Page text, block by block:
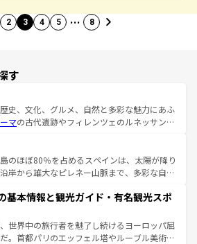
2 3 4 5 … 8
す
史、文化、グルメ、自然と多彩な魅力にあふ
マの古代遺跡やフィレンツェのルネッサンス
ーナの美しい田園風景やアマルフィ海岸の絶
景観も見逃せない。観光の合間には、本場の
など、絶品のイタリア料理を堪能することも
イタリアで、忘れられない旅をしてみよう！
イタリア情報は
のほぼ80％を占めるスペインは、太陽が降り
岸から雄大なピレネー山脈まで、多彩な自然
この国では、情熱的なフラメンコ、熱気あふ
して美味しいタパスが生活の一部となってい
リードの洗練された雰囲気や、バルセロナの
た街角から、地方では古代ローマ遺跡や中世
基本情報と観光ガイド・有名観光スポ
世界中の旅行者を魅了し続けるヨーロッパ屈
。首都パリのエッフェル塔やルーブル美術館